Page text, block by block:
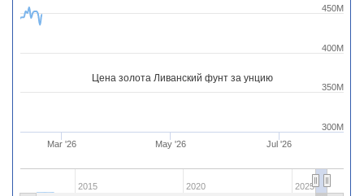
Цена золота Ливанский фунт за унцию
Mar '26 May '26 Jul '26
2015 2020 2025
350M
400M
450M
300M